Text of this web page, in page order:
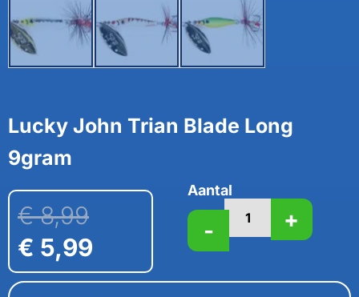
Lucky John Trian Blade Long
9gram
€8,99
€ 5,99
Aantal
- +